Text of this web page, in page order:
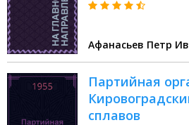
Афанасьев Петр
Партийная
сплавов